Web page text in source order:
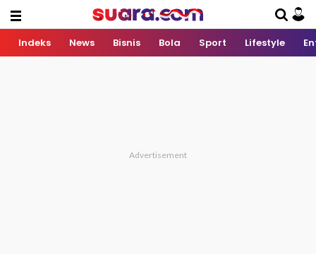
Indeks News Bisnis Bola Sport Lifestyle